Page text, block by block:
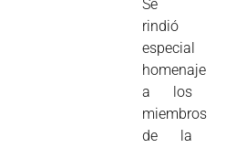
Se
rindió
especial
homenaje
a los
miembros
de la